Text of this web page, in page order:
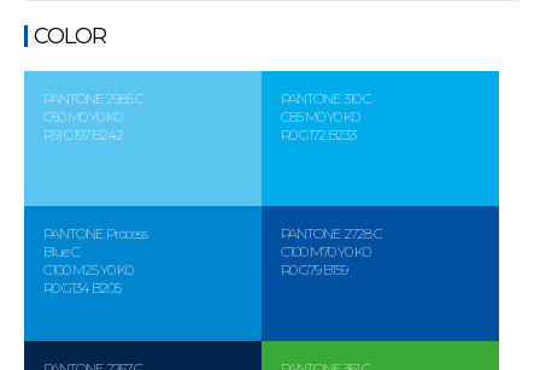
COLOR
PANTONE 2985 C
C60 M0 Y0 K0
R91 G197 B242
PANTONE 310 C
C85 M0 Y0 K0
R0 G172 B233
PANTONE Process
Blue C
C100 M25 Y0 K0
R0 G134 B205
PANTONE 2728 C
C100 M70 Y0 K0
R0 G79 B159